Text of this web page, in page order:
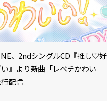
、2ndシングルCD『推し♡好
』より新曲「レベチかわい
配信